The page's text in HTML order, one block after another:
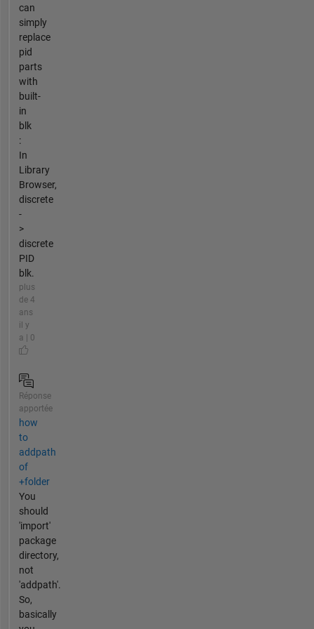
can
simply
replace
pid
parts
with
built-
in
blk
:
In
Library
Browser,
discrete
-
>
discrete
PID
blk.
plus
de 4
ans
il y
a | 0
Réponse
apportée
how
to
addpath
of
+folder
You
should
'import'
package
directory,
not
'addpath'.
So,
basically